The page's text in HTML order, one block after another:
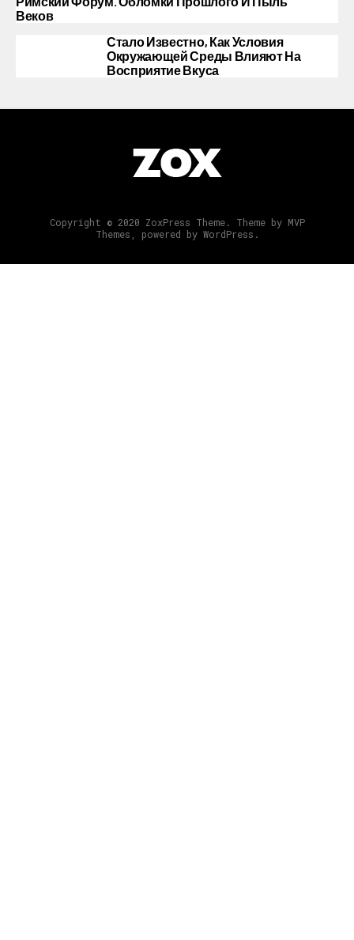
Веков
Стало Известно, Как Условия
Окружающей Среды Влияют На
Восприятие Вкуса
Copyright © 2020 ZoxPress Theme. Theme by MVP
Themes, powered by WordPress.